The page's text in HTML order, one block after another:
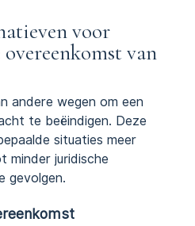
voor
van
andere wegen om een
te beëindigen. Deze
situaties meer
minder juridische
gevolgen.